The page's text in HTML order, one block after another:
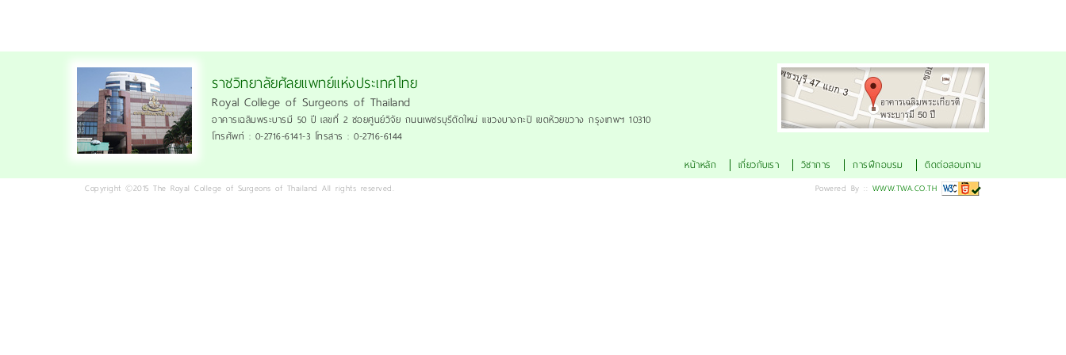
ราชวิทยาลัยศัลยแพทย์แห่งประเทศไทย
Royal College of Surgeons of Thailand
อาคารเฉลิมพระบารมี 50 ปี เลขที่ 2 ซอยศูนย์วิจัย ถนนเพชรบุรีตัดใหม่ แขวงบางกะปิ เขตห้วยขวาง กรุงเทพฯ 10310
โทรศัพท์ : 0-2716-6141-3 โทรสาร : 0-2716-6144
ดูแผนที่
หน้าหลัก เกี่ยวกับเรา วิชาการ การฝึกอบรม ติดต่อสอบถาม
Copyright ©2015 The Royal College of Surgeons of Thailand All rights reserved. Powered By :: WWW.TWA.CO.TH